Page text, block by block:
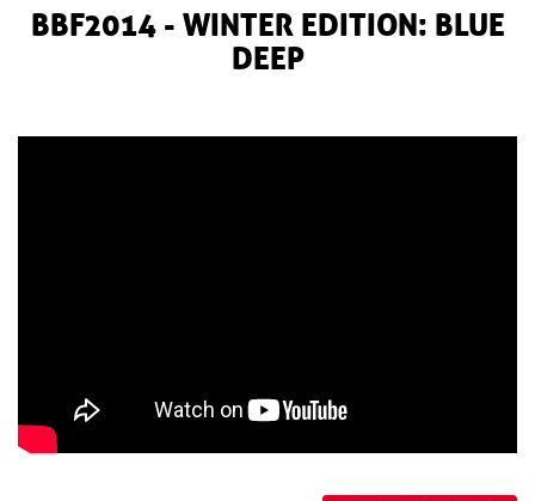
BBF2014 - WINTER EDITION: BLUE
DEEP